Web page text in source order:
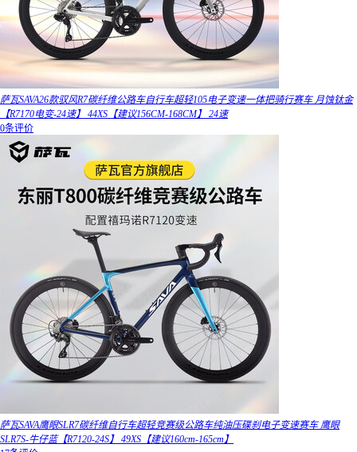
萨瓦SAVA26款驭风R7碳纤维公路车自行车超轻105电子变速一体把骑行赛车 月蚀钛金
【R7170电变-24速】 44XS【建议156CM-168CM】 24速
0条评价
萨瓦SAVA鹰眼SLR7碳纤维自行车超轻竞赛级公路车纯油压碟刹电子变速赛车 鹰眼
SLR7S-牛仔蓝【R7120-24S】 49XS【建议160cm-165cm】